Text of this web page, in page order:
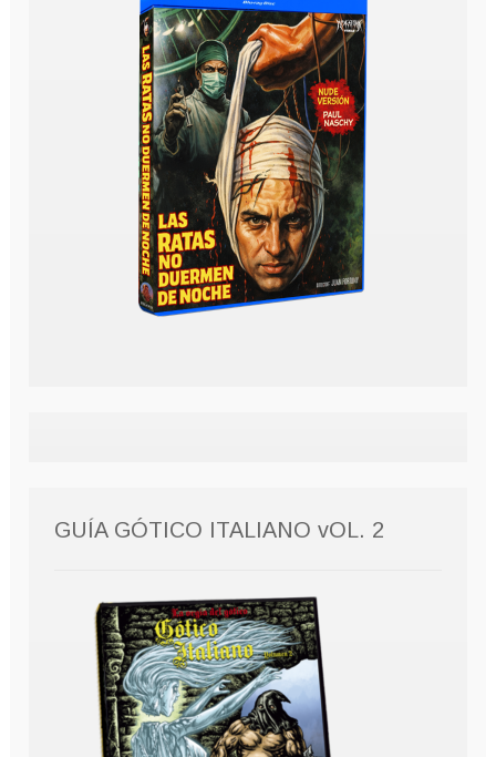
GUÍA GÓTICO ITALIANO vOL. 2